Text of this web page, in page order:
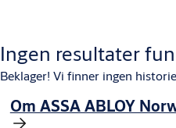
sidestifter.
• dp CLIQ sylinderen leveres
SEC, S10+ og dp+ sylinder har i
borhindrende stifter og ulike
Ingen resultater
Beklager! Vi finner ingen
Om ASSA ABLOY